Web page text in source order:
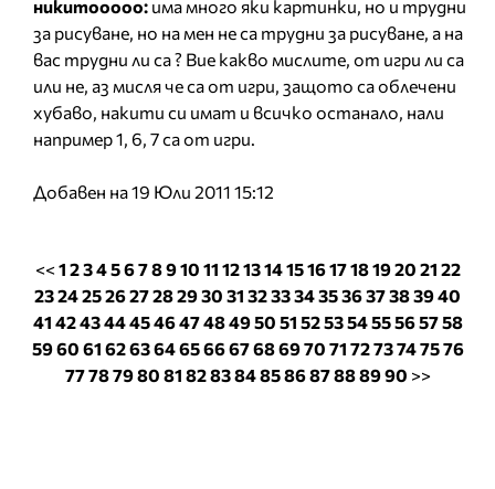
никитооооо: има много яки картинки, но и трудни
за рисуване, но на мен не са трудни за рисуване, а на
вас трудни ли са ? Вие какво мислите, от игри ли са
или не, аз мисля че са от игри, защото са облечени
хубаво, накити си имат и всичко останало, нали
например 1, 6, 7 са от игри.
Добавен на 19 Юли 2011 15:12
<<1 2345678910 11 121314151617181920 21 22
2324252627282930 31 323334353637383940
41 424344454647484950 51 52535455565758
5960 61 626364656667686970 71 7273747576
77787980 81 828384858687888990 >>